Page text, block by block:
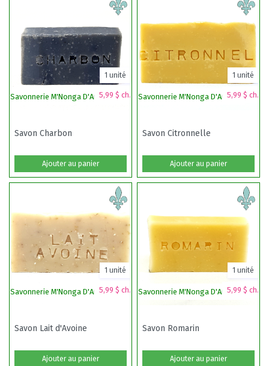
Savonnerie M'Nonga D'Amour5,99 $ ch.
1 unité
Savon Charbon
Ajouter au panier
Savonnerie M'Nonga D'Amour5,99 $ ch.
1 unité
Savon Citronnelle
Ajouter au panier
Savonnerie M'Nonga D'Amour5,99 $ ch.
1 unité
Savon Lait d'Avoine
Ajouter au panier
Savonnerie M'Nonga D'Amour5,99 $ ch.
1 unité
Savon Romarin
Ajouter au panier